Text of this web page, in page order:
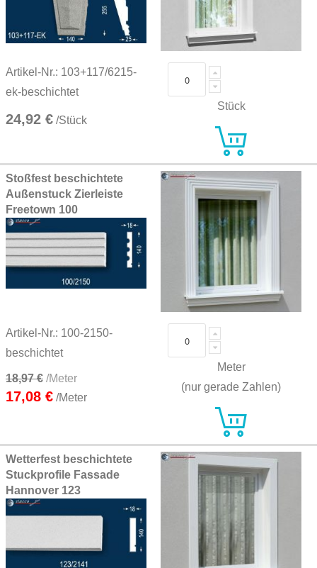
Artikel-Nr.: 103+117/6215-
ek-beschichtet
24,92 € /Stück
Stück
Stoßfest beschichtete
Außenstuck Zierleiste
Freetown 100
Artikel-Nr.: 100-2150-
beschichtet
18,97 € /Meter
17,08 € /Meter
Meter
(nur gerade Zahlen)
Wetterfest beschichtete
Stuckprofile Fassade
Hannover 123